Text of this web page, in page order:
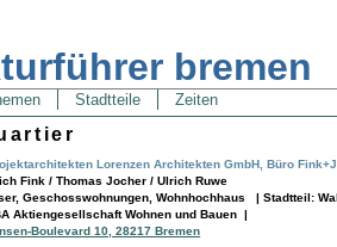
bremen
Stadtteile Zeiten
Lorenzen Architekten GmbH, Büro
Fink / Thomas Jocher / Ulrich Ruwe
Geschosswohnungen, Wohnhochhaus | Stadtteil:
Aktiengesellschaft Wohnen und Bauen |
Boulevard 10, 28217 Bremen